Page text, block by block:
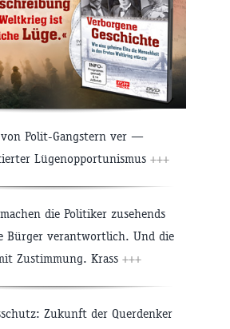
von Polit-Gangstern ver —
Lügenopportunismus +++
die Politiker zusehends
Bürger verantwortlich. Und die
Zustimmung. Krass +++
Zukunft der Querdenker